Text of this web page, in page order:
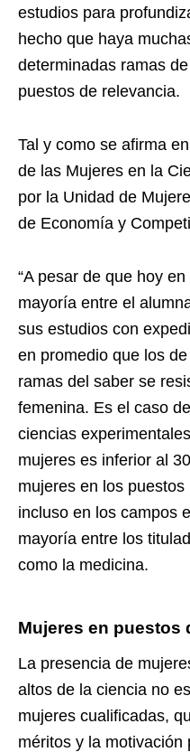
estudios para
hecho que haya
determinadas ramas
puestos de relevancia.
Tal y como se afirma en
de las Mujeres en la
por la Unidad de
de Economía y
“A pesar de que hoy
mayoría entre el
sus estudios con
en promedio que los
ramas del saber se
femenina. Es el caso
ciencias
mujeres es inferior al
mujeres en los
incluso en los campos
mayoría entre los
como la medicina.
Mujeres en puestos
La presencia de
altos de la ciencia no
mujeres cualificadas,
méritos y la motivación